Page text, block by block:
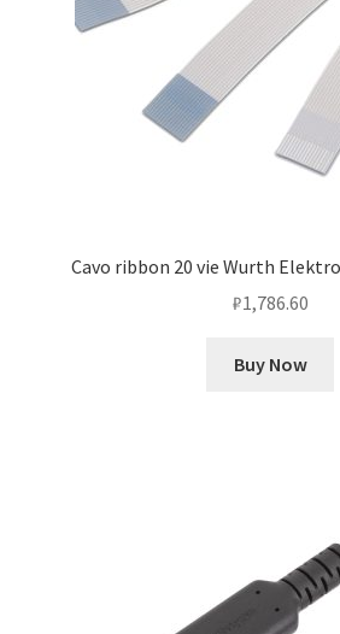
Cavo ribbon 20 vie Wurth
₽1,786.60
Buy Now